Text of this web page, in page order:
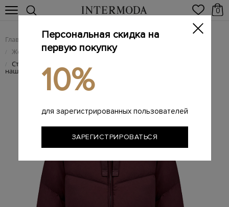
0
Главная Женщинам / Женская одежда
/ Женские пуховики
/ Стеганый пуховик A-силуэта с регулируемой кулиской и
нашивкой
Персональная скидка на
первую покупку
10%
для зарегистрированных пользователей
ЗАРЕГИСТРИРОВАТЬСЯ